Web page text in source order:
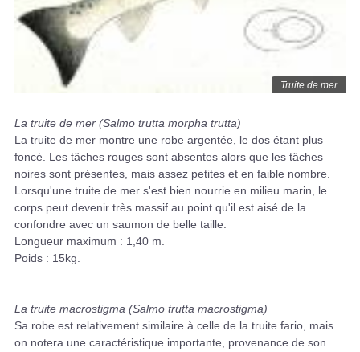
Truite de mer
La truite de mer (Salmo trutta morpha trutta)
La truite de mer montre une robe argentée, le dos étant plus
foncé. Les tâches rouges sont absentes alors que les tâches
noires sont présentes, mais assez petites et en faible nombre.
Lorsqu'une truite de mer s'est bien nourrie en milieu marin, le
corps peut devenir très massif au point qu'il est aisé de la
confondre avec un saumon de belle taille.
Longueur maximum : 1,40 m.
Poids : 15kg.
La truite macrostigma (Salmo trutta macrostigma)
Sa robe est relativement similaire à celle de la truite fario, mais
on notera une caractéristique importante, provenance de son